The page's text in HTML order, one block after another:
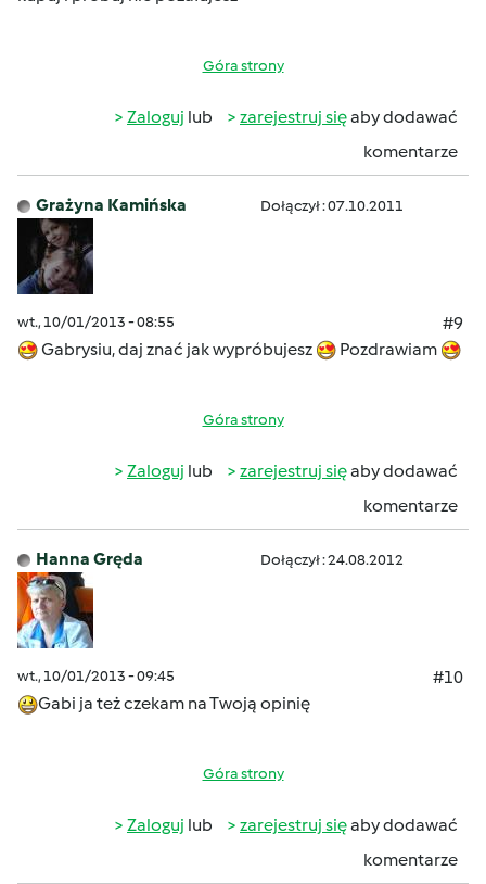
Góra strony
Zaloguj lub zarejestruj sięaby dodawać
komentarze
Grażyna Kamińska Dołączył : 07.10.2011
wt., 10/01/2013 - 08:55
#9
Gabrysiu, daj znać jak wypróbujesz
Pozdrawiam
Góra strony
Zaloguj lub zarejestruj sięaby dodawać
komentarze
Hanna Gręda Dołączył : 24.08.2012
wt., 10/01/2013 - 09:45
#10
Gabi ja też czekam na Twoją opinię
Góra strony
Zaloguj lub zarejestruj sięaby dodawać
komentarze